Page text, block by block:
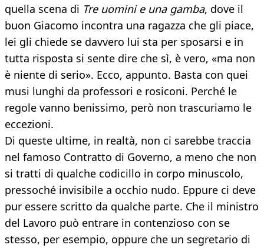
quella scena di Tre uomini e una gamba, dove il
buon Giacomo incontra una ragazza che gli piace,
lei gli chiede se davvero lui sta per sposarsi e in
tutta risposta si sente dire che sì, è vero, «ma non
è niente di serio». Ecco, appunto. Basta con quei
musi lunghi da professori e rosiconi. Perché le
regole vanno benissimo, però non trascuriamo le
eccezioni.
Di queste ultime, in realtà, non ci sarebbe traccia
nel famoso Contratto di Governo, a meno che non
si tratti di qualche codicillo in corpo minuscolo,
pressoché invisibile a occhio nudo. Eppure ci deve
pur essere scritto da qualche parte. Che il ministro
del Lavoro può entrare in contenzioso con se
stesso, per esempio, oppure che un segretario di